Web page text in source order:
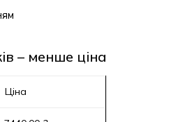
– менше ціна
Ціна